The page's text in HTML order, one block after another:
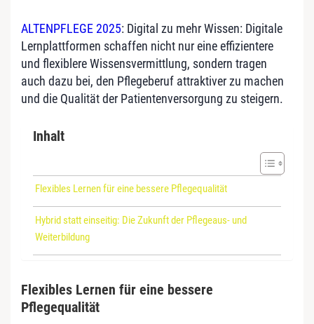
ALTENPFLEGE 2025: Digital zu mehr Wissen: Digitale
Lernplattformen schaffen nicht nur eine effizientere
und flexiblere Wissensvermittlung, sondern tragen
auch dazu bei, den Pflegeberuf attraktiver zu machen
und die Qualität der Patientenversorgung zu steigern.
Inhalt
Flexibles Lernen für eine bessere Pflegequalität
Hybrid statt einseitig: Die Zukunft der Pflegeaus- und
Weiterbildung
Flexibles Lernen für eine bessere
Pflegequalität